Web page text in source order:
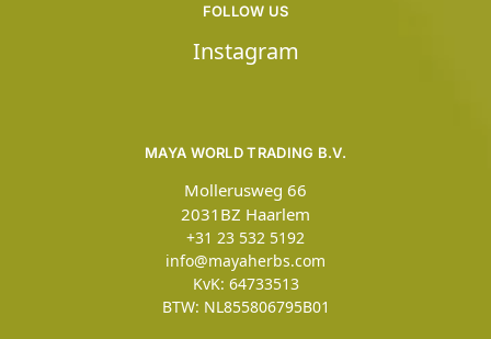
MAYA WORLD TRADING B.V.
Mollerusweg 66
2031BZ Haarlem
+31 23 532 5192
info@mayaherbs.com
KvK: 64733513
BTW: NL855806795B01
FOLLOW US
Instagram